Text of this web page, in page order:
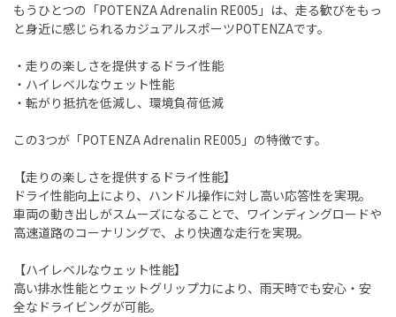
もうひとつの「POTENZA Adrenalin RE005」は、走る歓びをもっ
と身近に感じられるカジュアルスポーツPOTENZAです。
・走りの楽しさを提供するドライ性能
・ハイレベルなウェット性能
・転がり抵抗を低減し、環境負荷低減
この3つが「POTENZA Adrenalin RE005」の特徴です。
【走りの楽しさを提供するドライ性能】
ドライ性能向上により、ハンドル操作に対し高い応答性を実現。
車両の動き出しがスムーズになることで、ワインディングロードや
高速道路のコーナリングで、より快適な走行を実現。
【ハイレベルなウェット性能】
高い排水性能とウェットグリップ力により、雨天時でも安心・安
全なドライビングが可能。